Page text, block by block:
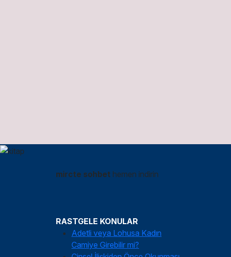
mircte sohbet hemen indirin
RASTGELE KONULAR
Adetli veya Lohusa Kadın
Camiye Girebilir mi?